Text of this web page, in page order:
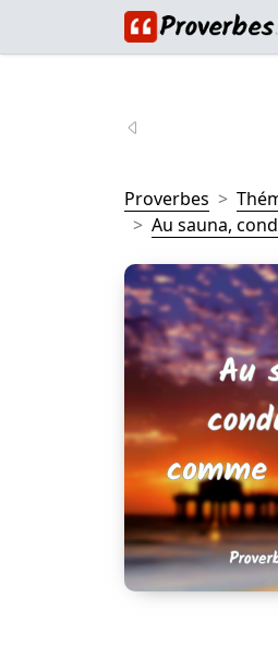
Proverbes
Au sauna,